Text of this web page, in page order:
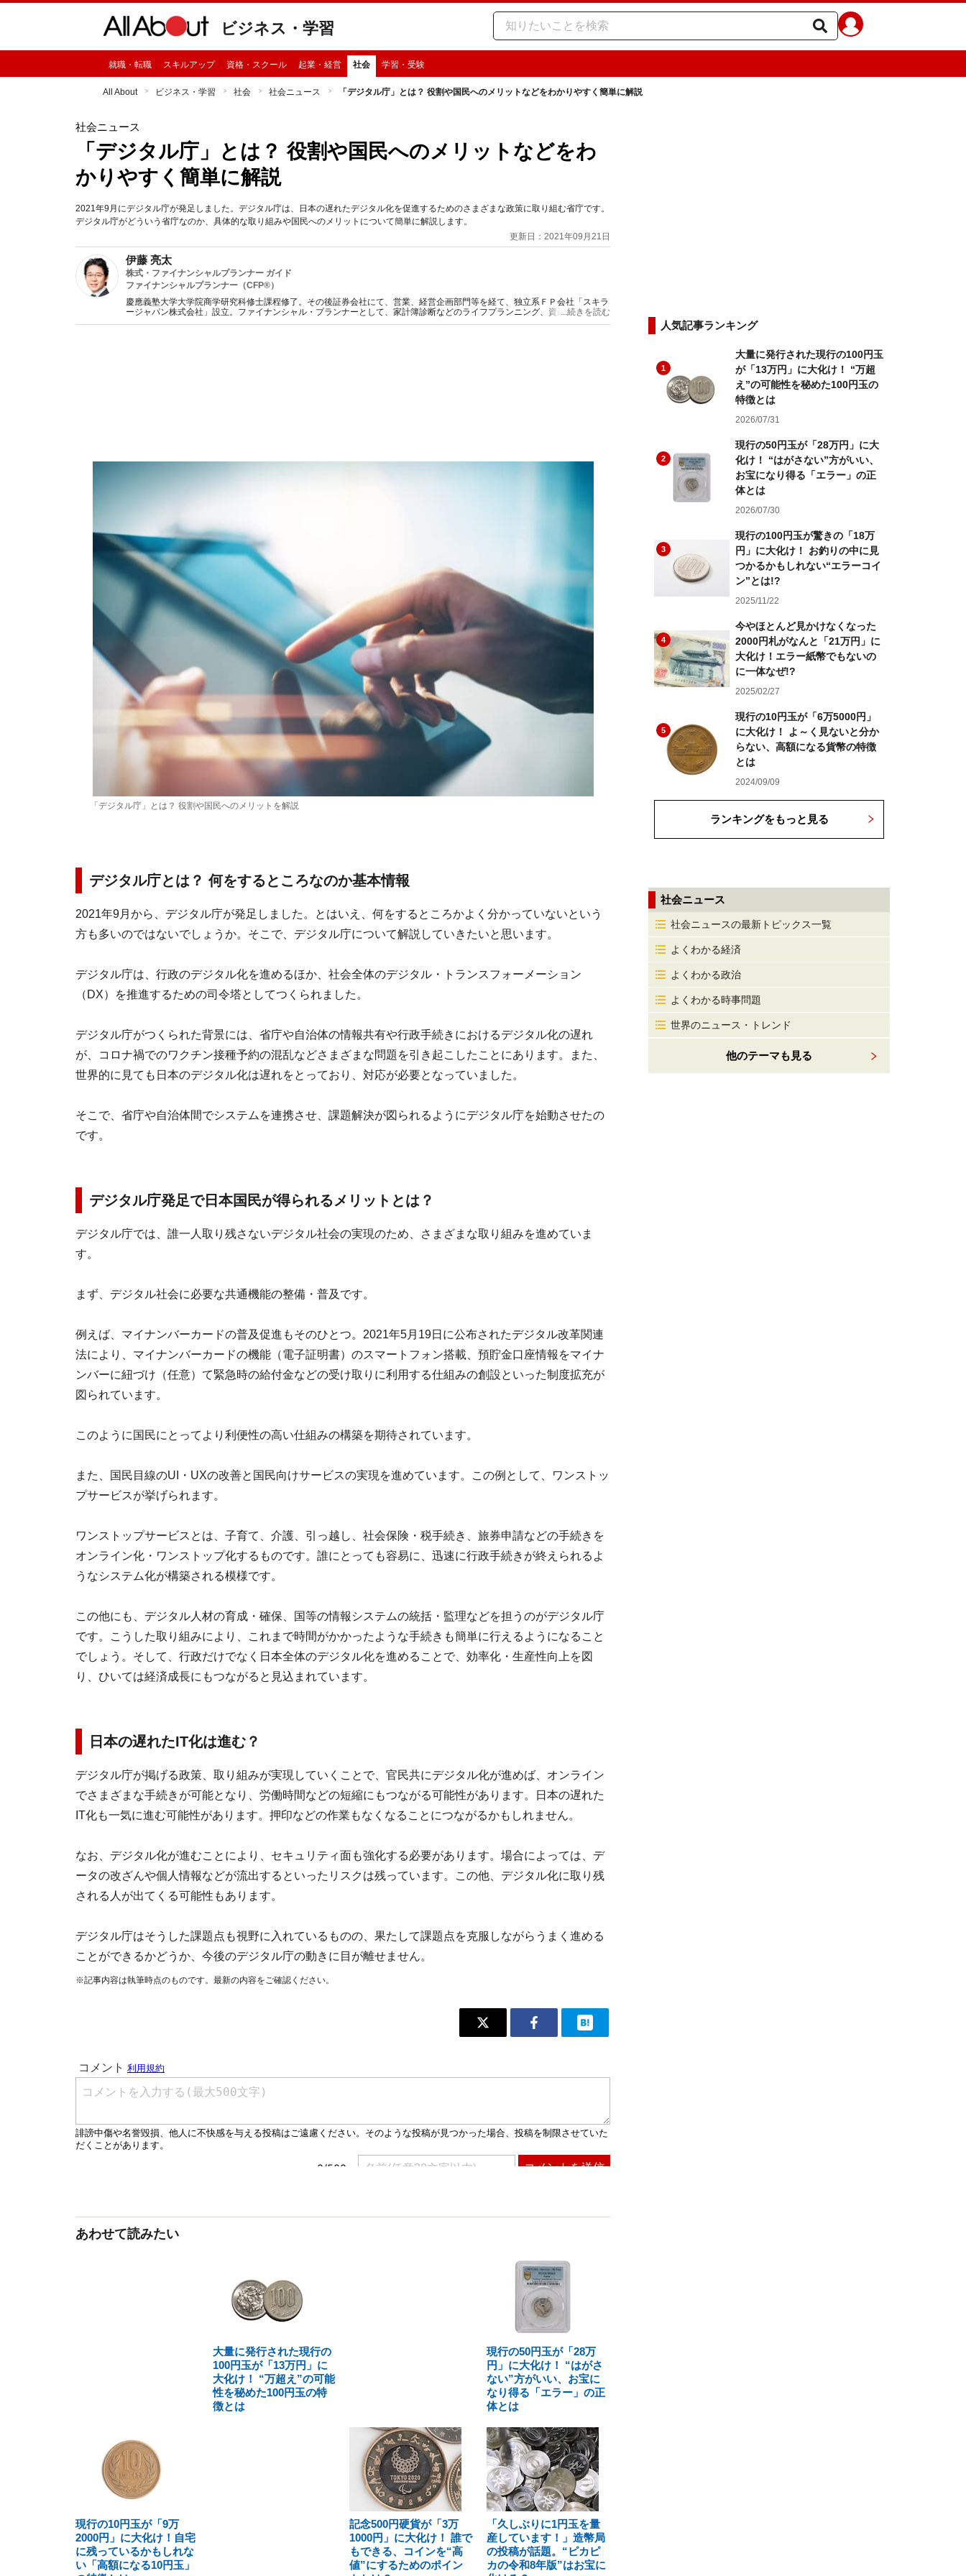
ビジネス・学習
就職・転職 スキルアップ 資格・スクール 起業・経営 社会 学習・受験
All About ビジネス・学習 社会 社会ニュース 「デジタル庁」とは？ 役割や国民へのメリットなどをわかりやすく簡単に解説
社会ニュース
「デジタル庁」とは？ 役割や国民へのメリットなどをわ
かりやすく簡単に解説
2021年9月にデジタル庁が発足しました。デジタル庁は、日本の遅れたデジタル化を促進するためのさまざまな政策に取り組む省庁です。
デジタル庁がどういう省庁なのか、具体的な取り組みや国民へのメリットについて簡単に解説します。
更新日：2021年09月21日
伊藤 亮太
株式・ファイナンシャルプランナー ガイド
ファイナンシャルプランナー（CFP®）
慶應義塾大学大学院商学研究科修士課程修了。その後証券会社にて、営業、経営企画部門等を経て、独立系ＦＰ会社「スキラ
ージャパン株式会社」設立。ファイナンシャル・プランナーとして、家計簿診断などのライフプランニング、資産運用、保険
の見直しなどの相談を行う。執筆・講演も金融機関をはじめ多岐に渡る。
...続きを読む
「デジタル庁」とは？ 役割や国民へのメリットを解説
デジタル庁とは？ 何をするところなのか基本情報
2021年9月から、デジタル庁が発足しました。とはいえ、何をするところかよく分かっていないという
方も多いのではないでしょうか。そこで、デジタル庁について解説していきたいと思います。
デジタル庁は、行政のデジタル化を進めるほか、社会全体のデジタル・トランスフォーメーション
（DX）を推進するための司令塔としてつくられました。
デジタル庁がつくられた背景には、省庁や自治体の情報共有や行政手続きにおけるデジタル化の遅れ
が、コロナ禍でのワクチン接種予約の混乱などさまざまな問題を引き起こしたことにあります。また、
世界的に見ても日本のデジタル化は遅れをとっており、対応が必要となっていました。
そこで、省庁や自治体間でシステムを連携させ、課題解決が図られるようにデジタル庁を始動させたの
です。
デジタル庁発足で日本国民が得られるメリットとは？
デジタル庁では、誰一人取り残さないデジタル社会の実現のため、さまざまな取り組みを進めていま
す。
まず、デジタル社会に必要な共通機能の整備・普及です。
例えば、マイナンバーカードの普及促進もそのひとつ。2021年5月19日に公布されたデジタル改革関連
法により、マイナンバーカードの機能（電子証明書）のスマートフォン搭載、預貯金口座情報をマイナ
ンバーに紐づけ（任意）て緊急時の給付金などの受け取りに利用する仕組みの創設といった制度拡充が
図られています。
このように国民にとってより利便性の高い仕組みの構築を期待されています。
また、国民目線のUI・UXの改善と国民向けサービスの実現を進めています。この例として、ワンストッ
プサービスが挙げられます。
ワンストップサービスとは、子育て、介護、引っ越し、社会保険・税手続き、旅券申請などの手続きを
オンライン化・ワンストップ化するものです。誰にとっても容易に、迅速に行政手続きが終えられるよ
うなシステム化が構築される模様です。
この他にも、デジタル人材の育成・確保、国等の情報システムの統括・監理などを担うのがデジタル庁
です。こうした取り組みにより、これまで時間がかかったような手続きも簡単に行えるようになること
でしょう。そして、行政だけでなく日本全体のデジタル化を進めることで、効率化・生産性向上を図
り、ひいては経済成長にもつながると見込まれています。
日本の遅れたIT化は進む？
デジタル庁が掲げる政策、取り組みが実現していくことで、官民共にデジタル化が進めば、オンライン
でさまざまな手続きが可能となり、労働時間などの短縮にもつながる可能性があります。日本の遅れた
IT化も一気に進む可能性があります。押印などの作業もなくなることにつながるかもしれません。
なお、デジタル化が進むことにより、セキュリティ面も強化する必要があります。場合によっては、デ
ータの改ざんや個人情報などが流出するといったリスクは残っています。この他、デジタル化に取り残
される人が出てくる可能性もあります。
デジタル庁はそうした課題点も視野に入れているものの、果たして課題点を克服しながらうまく進める
ことができるかどうか、今後のデジタル庁の動きに目が離せません。
※記事内容は執筆時点のものです。最新の内容をご確認ください。
あわせて読みたい
大量に発行された現行の
100円玉が「13万円」に
大化け！ “万超え”の可能
性を秘めた100円玉の特
徴とは
現行の50円玉が「28万
円」に大化け！ “はがさ
ない”方がいい、お宝に
なり得る「エラー」の正
体とは
現行の10円玉が「9万
2000円」に大化け！自宅
に残っているかもしれな
い「高額になる10円玉」
記念500円硬貨が「3万
1000円」に大化け！ 誰で
もできる、コインを“高
値”にするためのポイン
「久しぶりに1円玉を量
産しています！」造幣局
の投稿が話題。“ピカピ
カの令和8年版”はお宝に
人気記事ランキング
1
大量に発行された現行の100円玉
が「13万円」に大化け！ “万超
え”の可能性を秘めた100円玉の
特徴とは
2026/07/31
2
現行の50円玉が「28万円」に大
化け！ “はがさない”方がいい、
お宝になり得る「エラー」の正
体とは
2026/07/30
3
現行の100円玉が驚きの「18万
円」に大化け！ お釣りの中に見
つかるかもしれない“エラーコイ
ン”とは!?
2025/11/22
4
今やほとんど見かけなくなった
2000円札がなんと「21万円」に
大化け！エラー紙幣でもないの
に一体なぜ!?
2025/02/27
5
現行の10円玉が「6万5000円」
に大化け！ よ～く見ないと分か
らない、高額になる貨幣の特徴
とは
2024/09/09
ランキングをもっと見る
社会ニュース
社会ニュースの最新トピックス一覧
よくわかる経済
よくわかる政治
よくわかる時事問題
世界のニュース・トレンド
他のテーマも見る